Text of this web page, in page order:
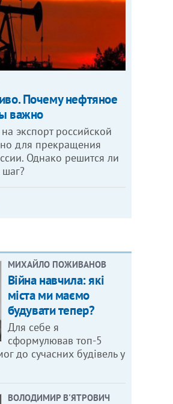
Почему нефтяное
важно
экспорт российской
для прекращения
Однако решится ли
МИХАЙЛО ПОЖИВАНОВ
Війна навчила: які
міста ми маємо
будувати тепер?
Для себе я
сформулював топ-5
до сучасних будівель у
ВОЛОДИМИР В'ЯТРОВИЧ